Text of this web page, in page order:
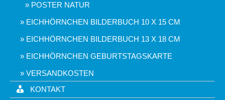
POSTER NATUR
EICHHÖRNCHEN BILDERBUCH 10 X 15 CM
EICHHÖRNCHEN BILDERBUCH 13 X 18 CM
EICHHÖRNCHEN GEBURTSTAGSKARTE
VERSANDKOSTEN
KONTAKT